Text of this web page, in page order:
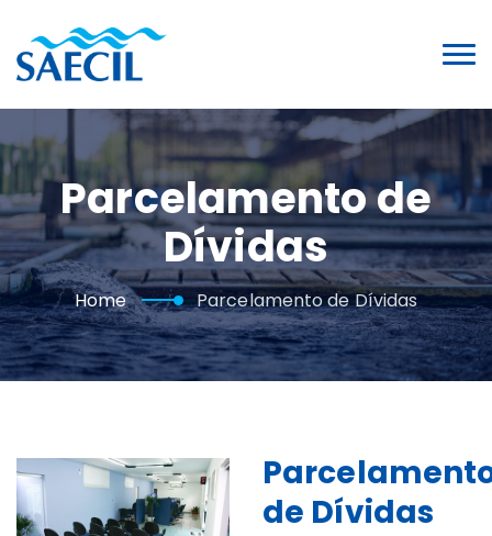
Parcelamento de
Dívidas
Home Parcelamento de Dívidas
de Dívidas